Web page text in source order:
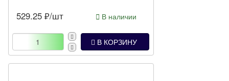
529.25 ₽/шт В наличии
В КОРЗИНУ